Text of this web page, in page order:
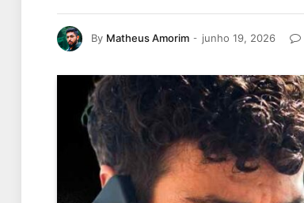
By Matheus Amorim junho 19, 2026